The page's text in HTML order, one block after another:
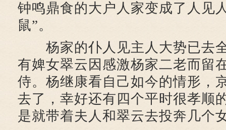
钟鸣鼎食的大户人家变成了人见
鼠”。
杨家的仆人见主人大势已去
有婢女翠云因感激杨家二老而留
侍。杨继康看自己如今的情形，
去了，幸好还有四个平时很孝顺
是就带着夫人和翠云去投奔几个